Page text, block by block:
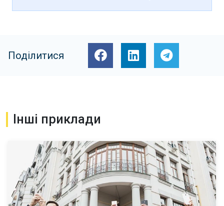
Поділитися
Інші приклади